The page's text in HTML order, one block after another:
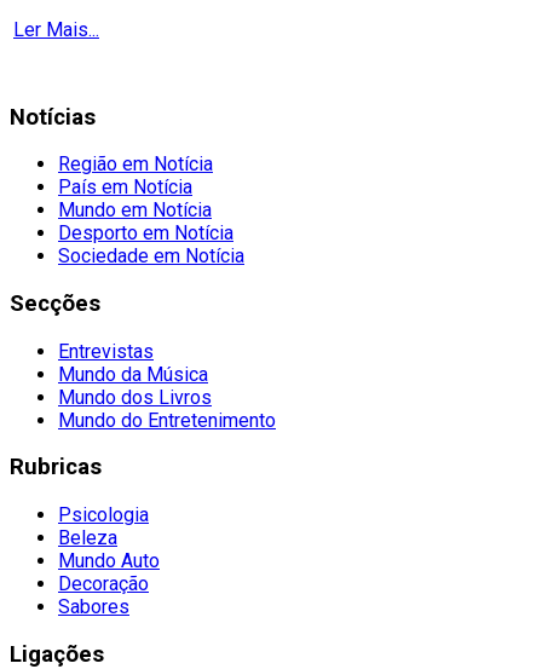
Ler Mais...
Notícias
Região em Notícia
País em Notícia
Mundo em Notícia
Desporto em Notícia
Sociedade em Notícia
Secções
Entrevistas
Mundo da Música
Mundo dos Livros
Mundo do Entretenimento
Rubricas
Psicologia
Beleza
Mundo Auto
Decoração
Sabores
Ligações